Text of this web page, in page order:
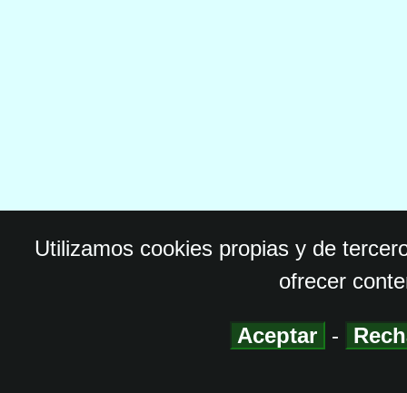
Utilizamos cookies propias y de
ofrecer
Aceptar -